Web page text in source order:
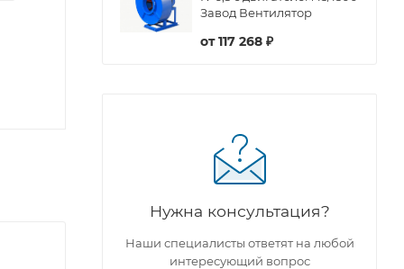
Завод Вентилятор
от117 268 ₽
Нужна консультация?
Наши специалисты ответят на любой
интересующий вопрос